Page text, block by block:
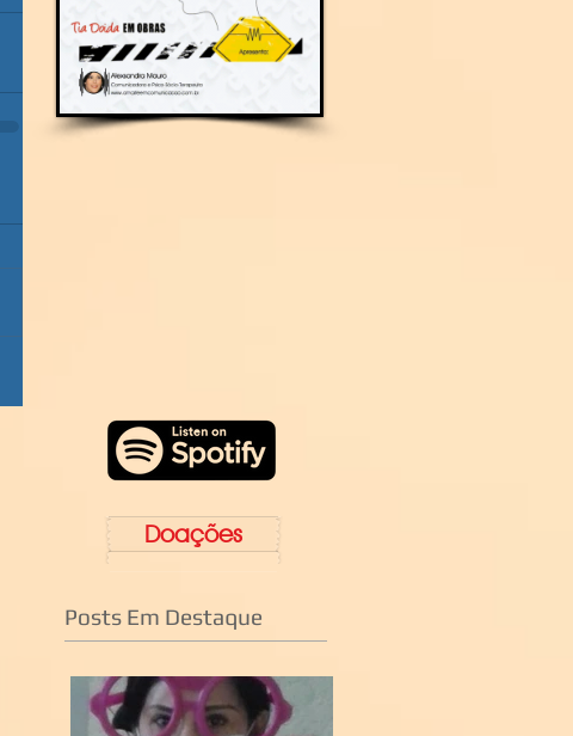
Doações
Posts Em Destaque